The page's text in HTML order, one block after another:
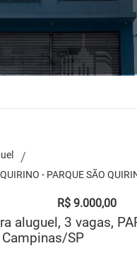
- PARQUE SÃO
R$ 9.000,00
aluguel, 3 vagas,
Campinas/SP